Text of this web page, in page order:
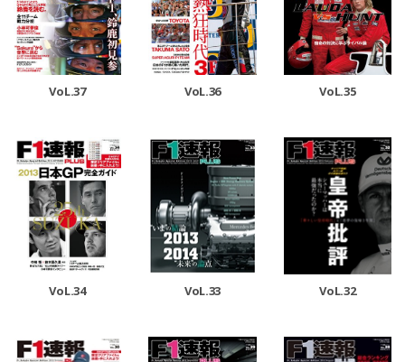
VoL.37 VoL.36 VoL.35
VoL.34 VoL.33 VoL.32